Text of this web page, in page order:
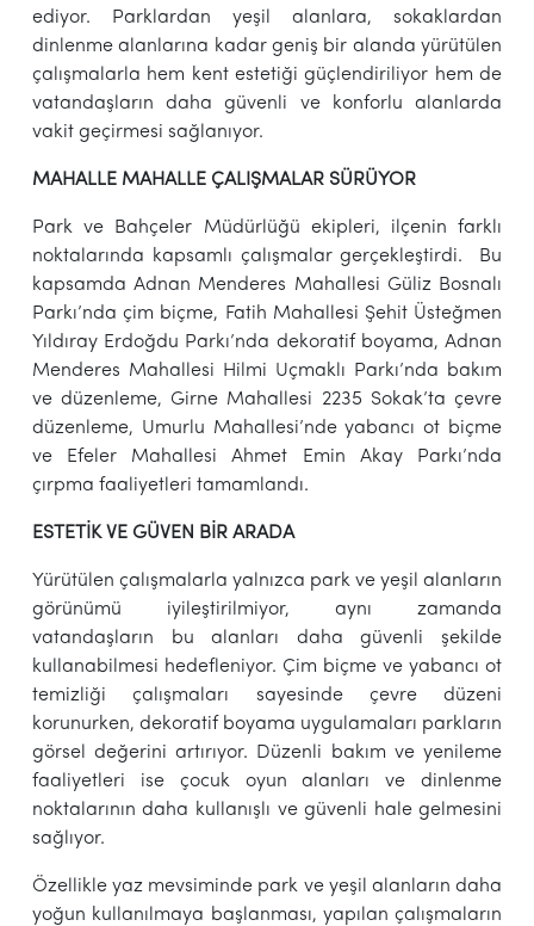
ediyor. Parklardan yeşil alanlara, sokaklardan
dinlenme alanlarına kadar geniş bir alanda yürütülen
çalışmalarla hem kent estetiği güçlendiriliyor hem de
vatandaşların daha güvenli ve konforlu alanlarda
vakit geçirmesi sağlanıyor.
MAHALLE MAHALLE ÇALIŞMALAR SÜRÜYOR
Park ve Bahçeler Müdürlüğü ekipleri, ilçenin farklı
noktalarında kapsamlı çalışmalar gerçekleştirdi. Bu
kapsamda Adnan Menderes Mahallesi Güliz Bosnalı
Parkı’nda çim biçme, Fatih Mahallesi Şehit Üsteğmen
Yıldıray Erdoğdu Parkı’nda dekoratif boyama, Adnan
Menderes Mahallesi Hilmi Uçmaklı Parkı’nda bakım
ve düzenleme, Girne Mahallesi 2235 Sokak’ta çevre
düzenleme, Umurlu Mahallesi’nde yabancı ot biçme
ve Efeler Mahallesi Ahmet Emin Akay Parkı’nda
çırpma faaliyetleri tamamlandı.
ESTETİK VE GÜVEN BİR ARADA
Yürütülen çalışmalarla yalnızca park ve yeşil alanların
görünümü iyileştirilmiyor, aynı zamanda
vatandaşların bu alanları daha güvenli şekilde
kullanabilmesi hedefleniyor. Çim biçme ve yabancı ot
temizliği çalışmaları sayesinde çevre düzeni
korunurken, dekoratif boyama uygulamaları parkların
görsel değerini artırıyor. Düzenli bakım ve yenileme
faaliyetleri ise çocuk oyun alanları ve dinlenme
noktalarının daha kullanışlı ve güvenli hale gelmesini
sağlıyor.
Özellikle yaz mevsiminde park ve yeşil alanların daha
yoğun kullanılmaya başlanması, yapılan çalışmaların